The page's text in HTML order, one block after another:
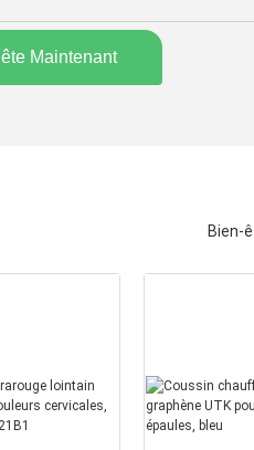
Maintenant
Bien-